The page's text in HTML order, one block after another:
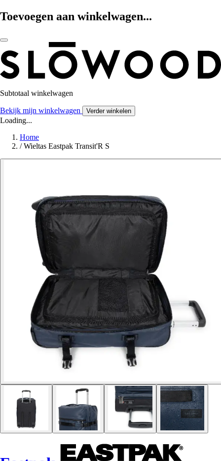
Toevoegen aan winkelwagen...
Subtotaal winkelwagen
Bekijk mijn winkelwagen Verder winkelen
Loading...
Home
/ Wieltas Eastpak Transit'R S